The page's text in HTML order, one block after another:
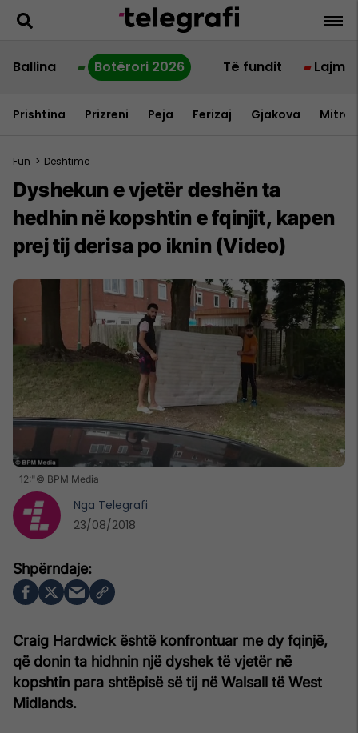
Ballina Botërori 2026 Të fundit Lajme
Prishtina Prizreni Peja Ferizaj Gjakova
Fun > Dështime
Dyshekun e vjetër deshën ta
hedhin në kopshtin e fqinjit, kapen
prej tij derisa po iknin (Video)
12:"© BPM Media
Craig Hardwick është konfrontuar me dy fqinjë,
që donin ta hidhnin një dyshek të vjetër në
kopshtin para shtëpisë së tij në Walsall të West
Midlands.
Nga Telegrafi
23/08/2018